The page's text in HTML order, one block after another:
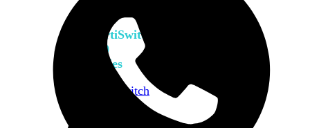
FortiSwitch
500
Series
FortiSwitch